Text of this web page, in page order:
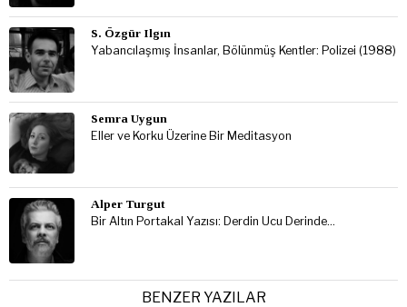
S. Özgür Ilgın
Yabancılaşmış İnsanlar, Bölünmüş Kentler: Polizei (1988)
Semra Uygun
Eller ve Korku Üzerine Bir Meditasyon
Alper Turgut
Bir Altın Portakal Yazısı: Derdin Ucu Derinde…
BENZER YAZILAR